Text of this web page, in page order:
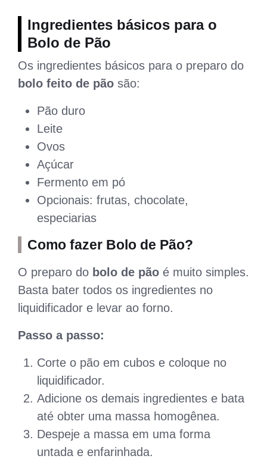
Ingredientes básicos para o
Bolo de Pão
Os ingredientes básicos para o preparo do
bolo feito de pão são:
Pão duro
Leite
Ovos
Açúcar
Fermento em pó
Opcionais: frutas, chocolate,
especiarias
Como fazer Bolo de Pão?
O preparo do bolo de pão é muito simples.
Basta bater todos os ingredientes no
liquidificador e levar ao forno.
Passo a passo:
Corte o pão em cubos e coloque no
liquidificador.
Adicione os demais ingredientes e bata
até obter uma massa homogênea.
Despeje a massa em uma forma
untada e enfarinhada.